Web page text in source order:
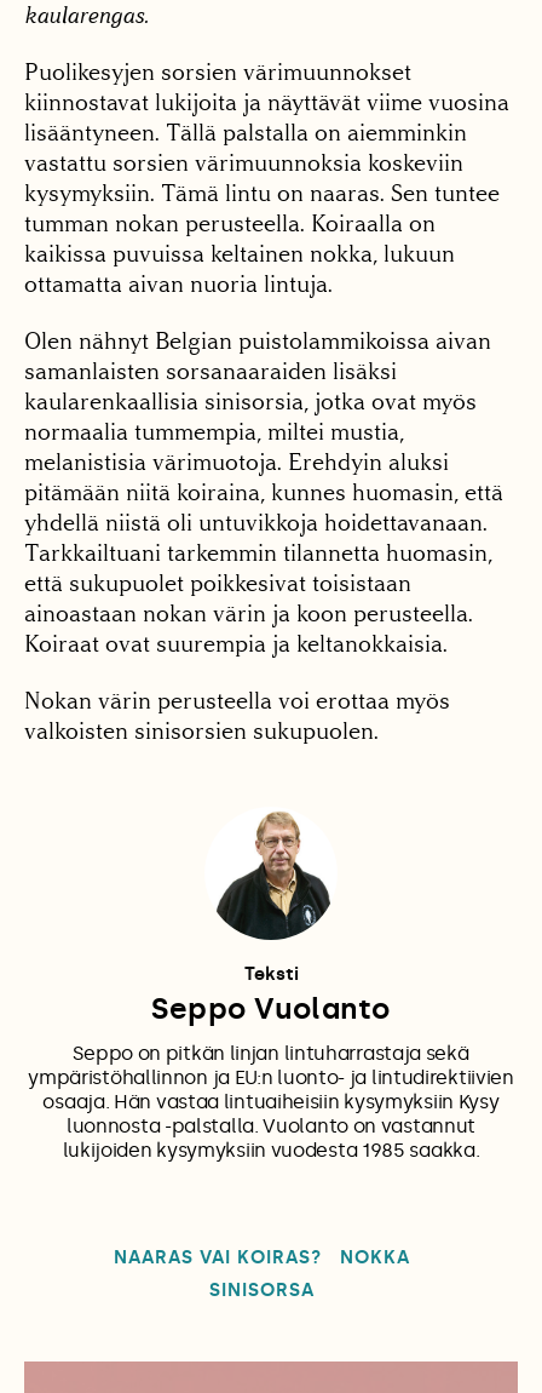
kaularengas.
Puolikesyjen sorsien värimuunnokset
kiinnostavat lukijoita ja näyttävät viime vuosina
lisääntyneen. Tällä palstalla on aiemminkin
vastattu sorsien värimuunnoksia koskeviin
kysymyksiin. Tämä lintu on naaras. Sen tuntee
tumman nokan perusteella. Koiraalla on
kaikissa puvuissa keltainen nokka, lukuun
ottamatta aivan nuoria lintuja.
Olen nähnyt Belgian puistolammikoissa aivan
samanlaisten sorsanaaraiden lisäksi
kaularenkaallisia sinisorsia, jotka ovat myös
normaalia tummempia, miltei mustia,
melanistisia värimuotoja. Erehdyin aluksi
pitämään niitä koiraina, kunnes huomasin, että
yhdellä niistä oli untuvikkoja hoidettavanaan.
Tarkkailtuani tarkemmin tilannetta huomasin,
että sukupuolet poikkesivat toisistaan
ainoastaan nokan värin ja koon perusteella.
Koiraat ovat suurempia ja keltanokkaisia.
Nokan värin perusteella voi erottaa myös
valkoisten sinisorsien sukupuolen.
Teksti
Seppo Vuolanto
Seppo on pitkän linjan lintuharrastaja sekä
ympäristöhallinnon ja EU:n luonto- ja lintudirektiivien
osaaja. Hän vastaa lintuaiheisiin kysymyksiin Kysy
luonnosta -palstalla. Vuolanto on vastannut
lukijoiden kysymyksiin vuodesta 1985 saakka.
NAARAS VAI KOIRAS?
NOKKA
SINISORSA